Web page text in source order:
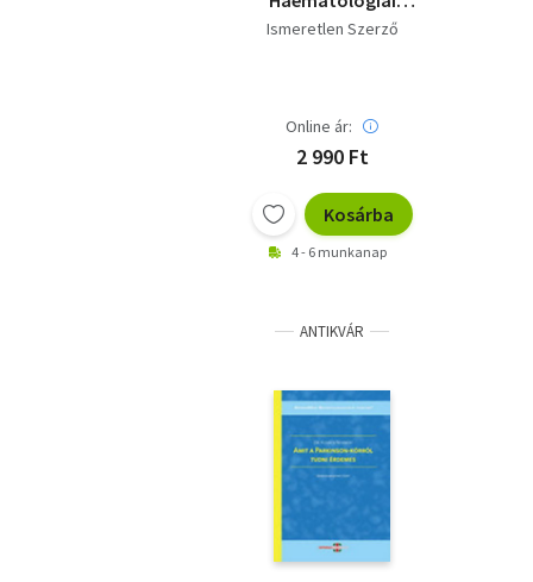
Vértranszfúziós és
1994
Ismeretlen Szerző
Online ár:
2 990 Ft
Kosárba
4 - 6 munkanap
ANTIKVÁR